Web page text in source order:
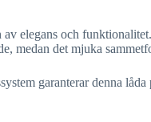
elegans och
medan det mjuka
garanterar denna